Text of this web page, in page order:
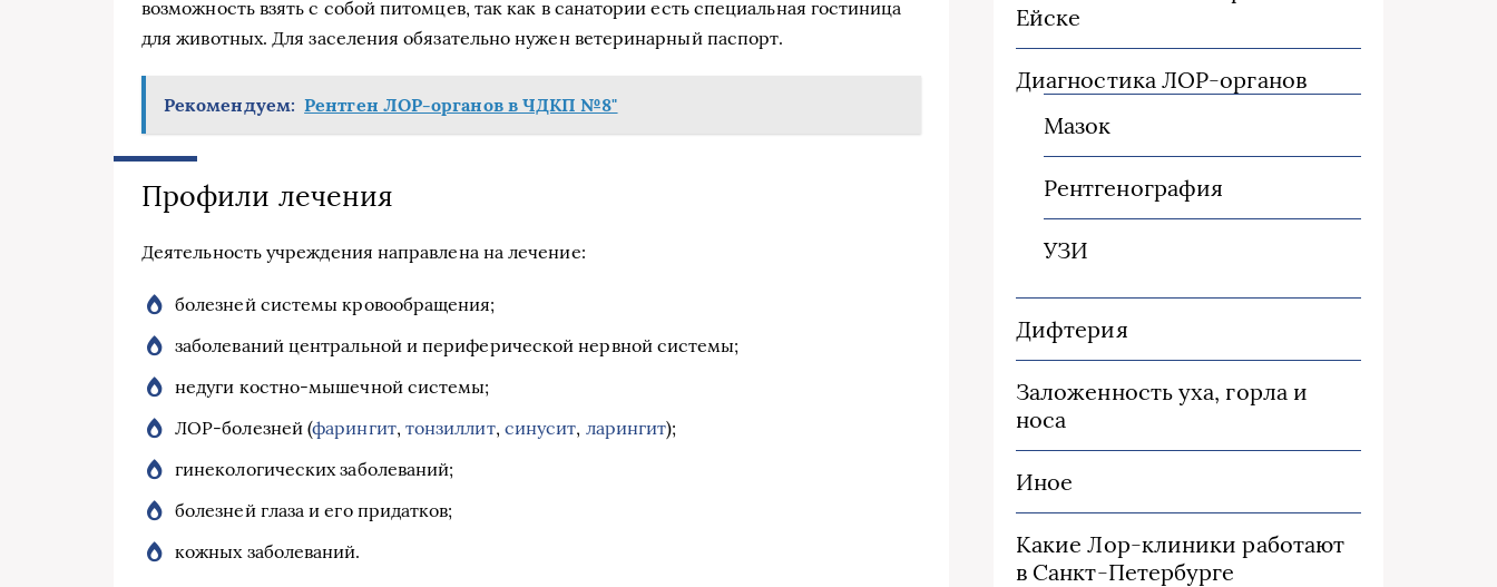
возможность взять с собой питомцев, так как в санатории есть специальная гостиница
для животных. Для заселения обязательно нужен ветеринарный паспорт.
Рекомендуем: Рентген ЛОР-органов в ЧДКП №8"
Профили лечения
Деятельность учреждения направлена на лечение:
болезней системы кровообращения;
заболеваний центральной и периферической нервной системы;
недуги костно-мышечной системы;
ЛОР-болезней (фарингит, тонзиллит, синусит, ларингит);
гинекологических заболеваний;
болезней глаза и его придатков;
кожных заболеваний.
Ейске
Диагностика ЛОР-органов
Мазок
Рентгенография
УЗИ
Дифтерия
Заложенность уха, горла и
носа
Иное
Какие Лор-клиники работают
в Санкт-Петербурге